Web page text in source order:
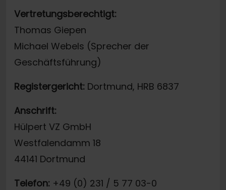
Vertretungsberechtigt:
Thomas Giepen
Michael Webels (Sprecher der
Geschäftsführung)
Registergericht: Dortmund, HRB 6837
Anschrift:
Hülpert VZ GmbH
Westfalendamm 18
44141 Dortmund
Telefon: +49 (0) 231 / 5 77 03-0